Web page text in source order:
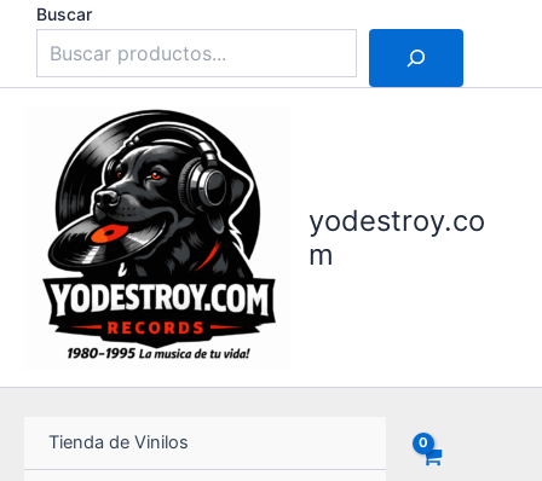
contenido
Buscar
yodestroy.co
m
Tienda de Vinilos